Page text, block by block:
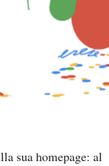
sua homepage: al